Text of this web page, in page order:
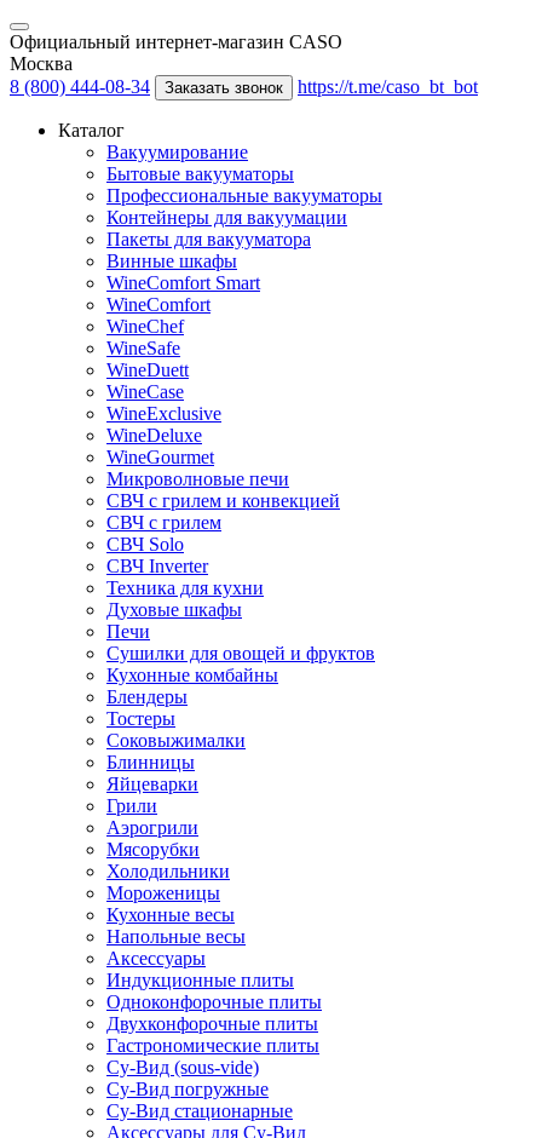
Официальный интернет-магазин CASO
Москва
8 (800) 444-08-34
Заказать звонок https://t.me/caso_bt_bot
Каталог
Вакуумирование
Бытовые вакууматоры
Профессиональные вакууматоры
Контейнеры для вакуумации
Пакеты для вакууматора
Винные шкафы
WineComfort Smart
WineComfort
WineChef
WineSafe
WineDuett
WineCase
WineExclusive
WineDeluxe
WineGourmet
Микроволновые печи
СВЧ с грилем и конвекцией
СВЧ с грилем
СВЧ Solo
СВЧ Inverter
Техника для кухни
Духовые шкафы
Печи
Сушилки для овощей и фруктов
Кухонные комбайны
Блендеры
Тостеры
Соковыжималки
Блинницы
Яйцеварки
Грили
Аэрогрили
Мясорубки
Холодильники
Мороженицы
Кухонные весы
Напольные весы
Аксессуары
Индукционные плиты
Одноконфорочные плиты
Двухконфорочные плиты
Гастрономические плиты
Су-Вид (sous-vide)
Су-Вид погружные
Су-Вид стационарные
Аксессуары для Су-Вид